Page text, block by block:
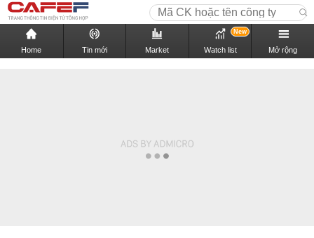
Home Tin mới Market Watch list
New
Mở rộng